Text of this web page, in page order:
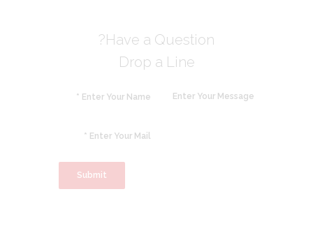
Have a Question?
Drop a Line
Submit